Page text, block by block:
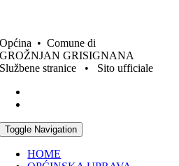
Općina • Comune di
GROŽNJAN GRISIGNANA
Službene stranice • Sito ufficiale
Toggle Navigation
HOME